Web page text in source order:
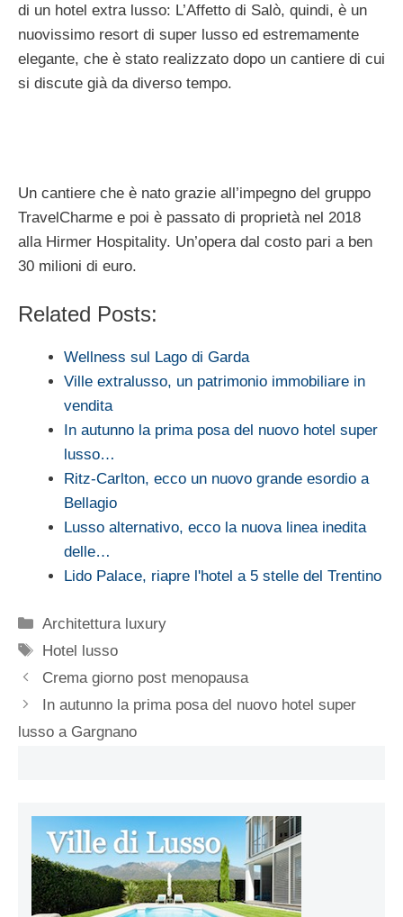
di un hotel extra lusso: L’Affetto di Salò, quindi, è un
nuovissimo resort di super lusso ed estremamente
elegante, che è stato realizzato dopo un cantiere di cui
si discute già da diverso tempo.
Un cantiere che è nato grazie all’impegno del gruppo
TravelCharme e poi è passato di proprietà nel 2018
alla Hirmer Hospitality. Un’opera dal costo pari a ben
30 milioni di euro.
Related Posts:
Wellness sul Lago di Garda
Ville extralusso, un patrimonio immobiliare in
vendita
In autunno la prima posa del nuovo hotel super
lusso…
Ritz-Carlton, ecco un nuovo grande esordio a
Bellagio
Lusso alternativo, ecco la nuova linea inedita
delle…
Lido Palace, riapre l'hotel a 5 stelle del Trentino
Categorie
Architettura luxury
Tag
Hotel lusso
Crema giorno post menopausa
In autunno la prima posa del nuovo hotel super
lusso a Gargnano